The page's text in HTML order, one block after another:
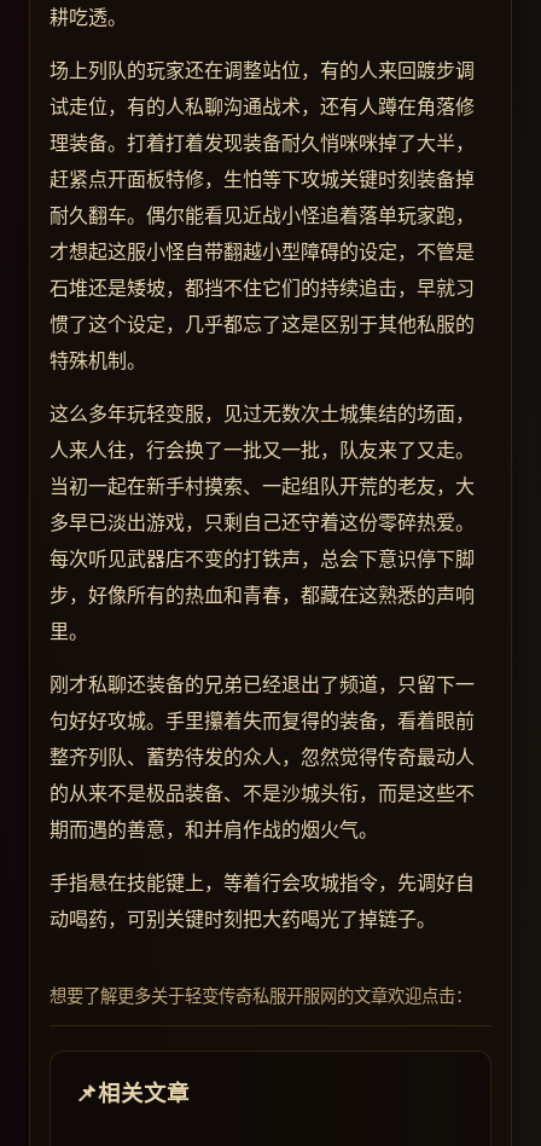
耕吃透。
场上列队的玩家还在调整站位，有的人来回踱步调
试走位，有的人私聊沟通战术，还有人蹲在角落修
理装备。打着打着发现装备耐久悄咪咪掉了大半，
赶紧点开面板特修，生怕等下攻城关键时刻装备掉
耐久翻车。偶尔能看见近战小怪追着落单玩家跑，
才想起这服小怪自带翻越小型障碍的设定，不管是
石堆还是矮坡，都挡不住它们的持续追击，早就习
惯了这个设定，几乎都忘了这是区别于其他私服的
特殊机制。
这么多年玩轻变服，见过无数次土城集结的场面，
人来人往，行会换了一批又一批，队友来了又走。
当初一起在新手村摸索、一起组队开荒的老友，大
多早已淡出游戏，只剩自己还守着这份零碎热爱。
每次听见武器店不变的打铁声，总会下意识停下脚
步，好像所有的热血和青春，都藏在这熟悉的声响
里。
刚才私聊还装备的兄弟已经退出了频道，只留下一
句好好攻城。手里攥着失而复得的装备，看着眼前
整齐列队、蓄势待发的众人，忽然觉得传奇最动人
的从来不是极品装备、不是沙城头衔，而是这些不
期而遇的善意，和并肩作战的烟火气。
手指悬在技能键上，等着行会攻城指令，先调好自
动喝药，可别关键时刻把大药喝光了掉链子。
想要了解更多关于轻变传奇私服开服网的文章欢迎点击：
相关文章